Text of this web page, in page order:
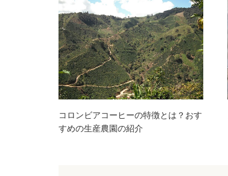
コロンビアコーヒーの特徴とは？おす
すめの生産農園の紹介